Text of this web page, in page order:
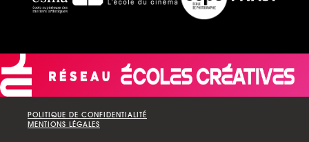
POLITIQUE DE CONFIDENTIALITÉ
MENTIONS LÉGALES